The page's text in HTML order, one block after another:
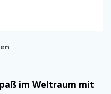
im Weltraum mit